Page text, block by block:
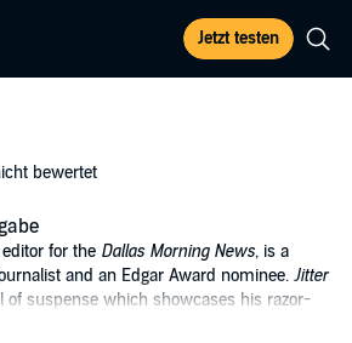
Jetzt testen
bewertet
for the Dallas Morning News, is a
and an Edgar Award nominee. Jitter
suspense which showcases his razor-
and mood.